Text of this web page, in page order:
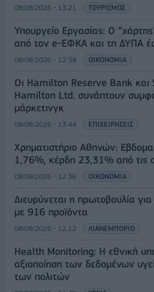
08/08/2026 - 13:21 ΤΟΥΡΙΣΜΟΣ
Υπουργείο Εργασίας: Ο
από τον e-ΕΦΚΑ και τη ΔΥΠΑ
08/08/2026 - 12:58 ΟΙΚΟΝΟΜΙΑ
Οι Hamilton Reserve Bank και
Hamilton Ltd. συνάπτουν
μάρκετινγκ
08/08/2026 - 13:44 ΕΠΙΧΕΙΡΗΣΕΙΣ
Χρηματιστήριο Αθηνών:
1,76%, κέρδη 23,31% από τις
08/08/2026 - 12:36 ΟΙΚΟΝΟΜΙΑ
Διευρύνεται η πρωτοβουλία για
με 916 προϊόντα
08/08/2026 - 12:12 ΛΙΑΝΕΜΠΟΡΙΟ
Health Monitoring: Η εθνική
αξιοποίηση των δεδομένων
των πολιτών